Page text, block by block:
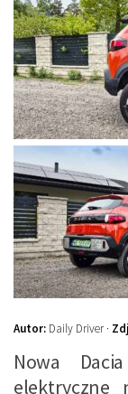
Autor: Daily Driver ·
Nowa
elektryczne